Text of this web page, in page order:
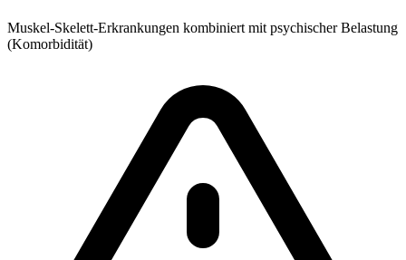
Muskel-Skelett-Erkrankungen kombiniert mit psychischer Belastung
(Komorbidität)